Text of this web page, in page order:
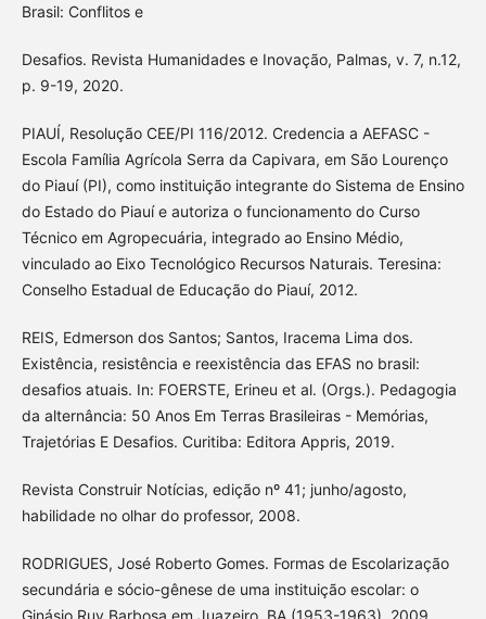
Brasil: Conflitos e
Desafios. Revista Humanidades e Inovação, Palmas, v. 7, n.12,
p. 9-19, 2020.
PIAUÍ, Resolução CEE/PI 116/2012. Credencia a AEFASC -
Escola Família Agrícola Serra da Capivara, em São Lourenço
do Piauí (PI), como instituição integrante do Sistema de Ensino
do Estado do Piauí e autoriza o funcionamento do Curso
Técnico em Agropecuária, integrado ao Ensino Médio,
vinculado ao Eixo Tecnológico Recursos Naturais. Teresina:
Conselho Estadual de Educação do Piauí, 2012.
REIS, Edmerson dos Santos; Santos, Iracema Lima dos.
Existência, resistência e reexistência das EFAS no brasil:
desafios atuais. In: FOERSTE, Erineu et al. (Orgs.). Pedagogia
da alternância: 50 Anos Em Terras Brasileiras - Memórias,
Trajetórias E Desafios. Curitiba: Editora Appris, 2019.
Revista Construir Notícias, edição nº 41; junho/agosto,
habilidade no olhar do professor, 2008.
RODRIGUES, José Roberto Gomes. Formas de Escolarização
secundária e sócio-gênese de uma instituição escolar: o
Ginásio Ruy Barbosa em Juazeiro, BA (1953-1963). 2009.